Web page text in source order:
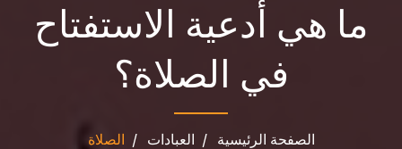
ما هي أدعية الاستفتاح
في الصلاة؟
الصفحة الرئيسية العبادات الصلاة